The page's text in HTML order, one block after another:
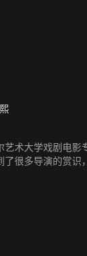
艺术大学戏剧电
了很多导演的赏